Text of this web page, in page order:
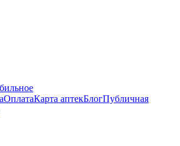
ОплатаКарта аптекБлогПубличная